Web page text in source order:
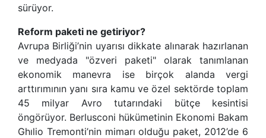
sürüyor.
Reform paketi ne getiriyor?
Avrupa Birliği’nin uyarısı dikkate alınarak hazırlanan
ve medyada "özveri paketi" olarak tanımlanan
ekonomik manevra ise birçok alanda vergi
arttırımının yanı sıra kamu ve özel sektörde toplam
45 milyar Avro tutarındaki bütçe kesintisi
öngörüyor. Berlusconi hükümetinin Ekonomi Bakam
Ghılio Tremonti’nin mimarı olduğu paket, 2012’de 6